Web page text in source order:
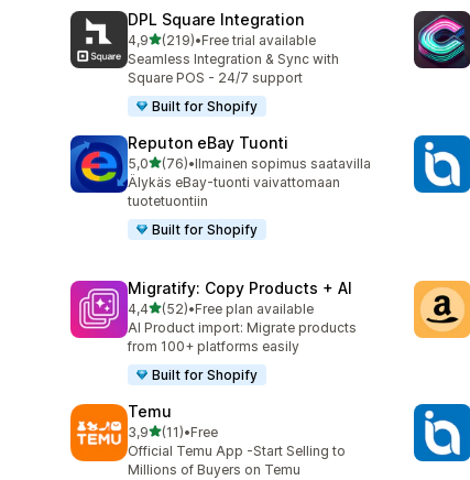
DPL Square Integration
4,9/ 5 tähteä
(219)
219 arvostelua yhteensä
•Free trial available
Seamless Integration & Sync with
Square POS - 24/7 support
Built for Shopify
Reputon eBay Tuonti
5,0/ 5 tähteä
(76)
76 arvostelua yhteensä
•Ilmainen sopimus saatavilla
Älykäs eBay-tuonti vaivattomaan
tuotetuontiin
Built for Shopify
Migratify: Copy Products + AI
4,4/ 5 tähteä
(52)
52 arvostelua yhteensä
•Free plan available
AI Product import: Migrate products
from 100+ platforms easily
Built for Shopify
Temu
3,9/ 5 tähteä
(11)
11 arvostelua yhteensä
•Free
Official Temu App -Start Selling to
Millions of Buyers on Temu